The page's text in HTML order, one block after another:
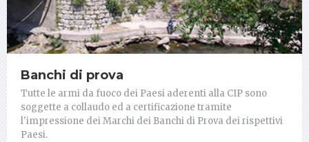
Banchi di prova
Tutte le armi da fuoco dei Paesi aderenti alla CIP sono
soggette a collaudo ed a certificazione tramite
l'impressione dei Marchi dei Banchi di Prova dei rispettivi
Paesi.